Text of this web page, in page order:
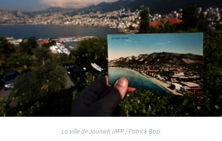
La ville de Jounieh (AFP / Patrick Baz)